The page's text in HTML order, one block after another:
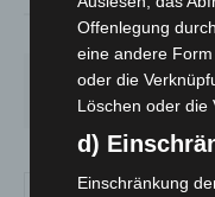
58%
FR.
25°
SA.
26°
Offenlegung
eine andere
oder die
Löschen oder die
d)
Einschränkung